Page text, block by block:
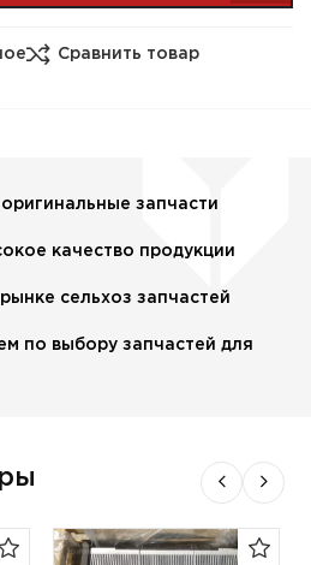
Сравнить товар
запчасти
качество продукции
сельхоз запчастей
по выбору запчастей для